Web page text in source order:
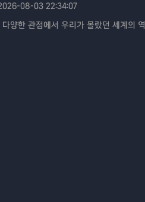
08-03 22:34:07
양한 관점에서 우리가 몰랐던 세계의 역